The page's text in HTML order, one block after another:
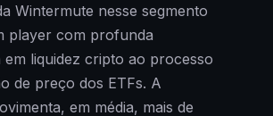
Wintermute nesse segmento
player com profunda
em liquidez cripto ao processo
de preço dos ETFs. A
em média, mais de